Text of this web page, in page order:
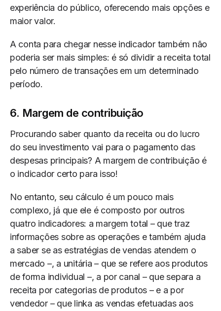
experiência do público, oferecendo mais opções e
maior valor.
A conta para chegar nesse indicador também não
poderia ser mais simples: é só dividir a receita total
pelo número de transações em um determinado
período.
6. Margem de contribuição
Procurando saber quanto da receita ou do lucro
do seu investimento vai para o pagamento das
despesas principais? A margem de contribuição é
o indicador certo para isso!
No entanto, seu cálculo é um pouco mais
complexo, já que ele é composto por outros
quatro indicadores: a margem total – que traz
informações sobre as operações e também ajuda
a saber se as estratégias de vendas atendem o
mercado –, a unitária – que se refere aos produtos
de forma individual –, a por canal – que separa a
receita por categorias de produtos – e a por
vendedor – que linka as vendas efetuadas aos